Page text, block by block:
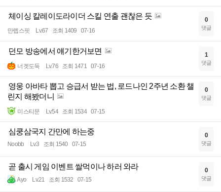
체이싱 칼레이도라이더 스킬 연출 괜찮은 듯
만렙스핏 Lv.67 조회 1409 07-16
0
댓글
던모 방송에서 얘기한거보면
너겟도둑 Lv.76 조회 1471 07-16
1
댓글
영웅 아바타 뽑고 승급서 받는 법, 로드나인 2주년 소환 챌
린지 해봤더니
미스티문 Lv.54 조회 1534 07-15
0
댓글
심쿵삼국지 간만에 하는중
Noobb Lv.3 조회 1540 07-15
0
댓글
곧 출시 게임 이벤트 쌀먹이나 하러 와라
Ayo Lv.21 조회 1532 07-15
0
댓글